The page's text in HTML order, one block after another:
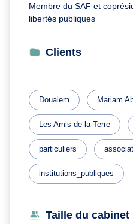
Membre du SAF et
libertés publiques
Clients
Doualem Mariam
Les Amis de la Terre
particuliers
institutions_publiques
Taille du cabinet